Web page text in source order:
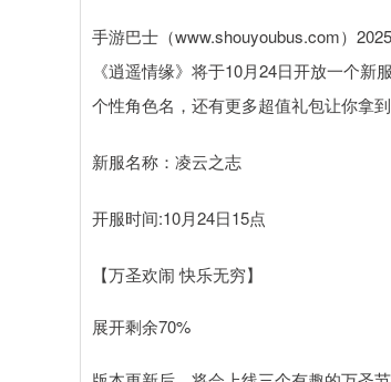
手游巴士（www.shouyoubus.com）
《逍遥情缘》将于10月24日开放一个
个性角色名，还有更多超值礼包让你拿
新服名称：凌云之志
开服时间:10月24日15点
【万圣欢闹 快乐无穷】
展开剩余70%